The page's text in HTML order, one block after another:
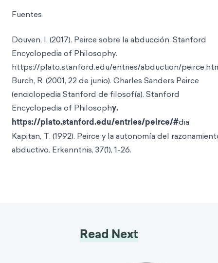
Fuentes
Douven, I. (2017). Peirce sobre la abducción. Stanford
Encyclopedia of Philosophy.
https://plato.stanford.edu/entries/abduction/
Burch, R. (2001, 22 de junio). Charles Sanders Peirce
(enciclopedia Stanford de filosofía). Stanford
Encyclopedia of Philosophy.
https://plato.stanford.edu/entries/peirce/#dia
Kapitan, T. (1992). Peirce y la autonomía del
abductivo. Erkenntnis, 37(1), 1-26.
Read Next